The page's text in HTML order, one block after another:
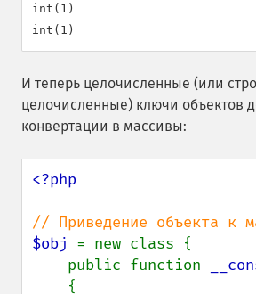
int(1)
И теперь целочисленные (или
целочисленные) ключи объектов
конвертации в массивы:
<?php
$obj = new class {
    public function